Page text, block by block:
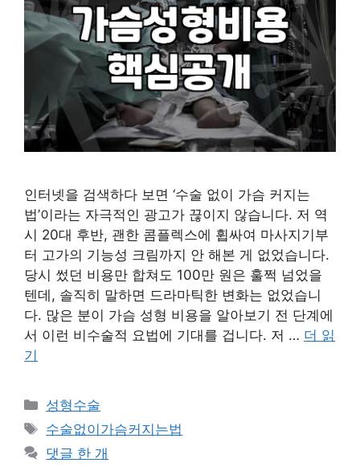
인터넷을 검색하다 보면 ‘수술 없이 가슴 커지는
법’이라는 자극적인 광고가 끊이지 않습니다. 저 역
시 20대 후반, 괜한 콤플렉스에 휩싸여 마사지기부
터 고가의 기능성 크림까지 안 해본 게 없었습니다.
당시 썼던 비용만 합쳐도 100만 원은 훌쩍 넘었을
텐데, 솔직히 말하면 드라마틱한 변화는 없었습니
다. 많은 분이 가슴 성형 비용을 알아보기 전 단계에
서 이런 비수술적 요법에 기대를 겁니다. 저 … 더 읽
기
카
테
고
리
성형수술
태
그
수술없이가슴커지는법
댓글 한 개